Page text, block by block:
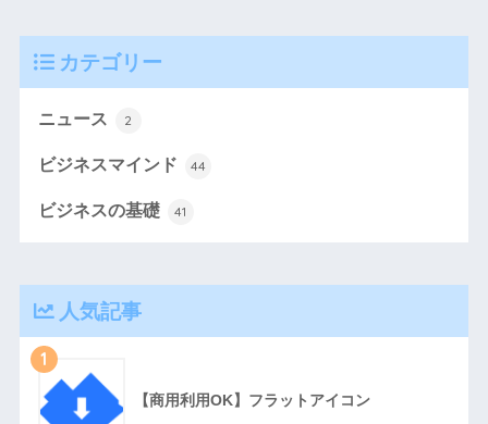
カテゴリー
ニュース 2
ビジネスマインド 44
ビジネスの基礎 41
人気記事
1
【商用利用OK】フラットアイコン